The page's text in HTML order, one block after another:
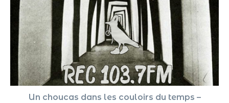
Un choucas dans les couloirs du temps –